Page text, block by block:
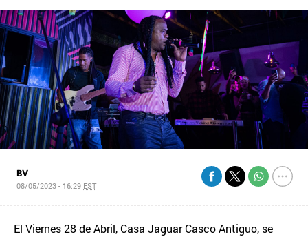
BV
08/05/2023 - 16:29 EST
El Viernes 28 de Abril, Casa Jaguar Casco Antiguo, se